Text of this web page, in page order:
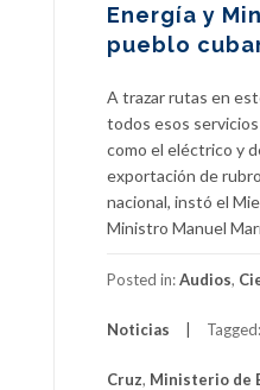
Energía y
pueblo
A trazar rutas en
todos esos
como el eléctrico y
exportación de
nacional, instó el
Ministro Manuel
Posted in:Audios,
Noticias Tagged:
Cruz, Ministerio de